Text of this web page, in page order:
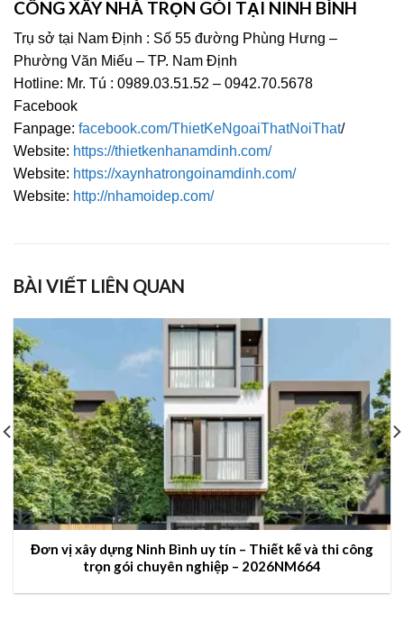
CÔNG XÂY NHÀ TRỌN GÓI TẠI NINH BÌNH
Trụ sở tại Nam Định : Số 55 đường Phùng Hưng –
Phường Văn Miếu – TP. Nam Định
Hotline: Mr. Tú : 0989.03.51.52 – 0942.70.5678
Facebook
Fanpage: facebook.com/ThietKeNgoaiThatNoiThat/
Website: https://thietkenhanamdinh.com/
Website: https://xaynhatrongoinamdinh.com/
Website: http://nhamoidep.com/
BÀI VIẾT LIÊN QUAN
Đơn vị xây dựng Ninh Bình uy tín – Thiết kế và thi công
trọn gói chuyên nghiệp – 2026NM664